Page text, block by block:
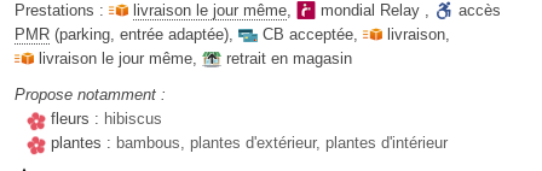
Prestations :
livraison le jour même, mondial Relay ,
accès
PMR (parking, entrée adaptée), CB acceptée, livraison,
livraison le jour même,
retrait en magasin
Propose notamment :
fleurs : hibiscus
plantes : bambous, plantes d'extérieur, plantes d'intérieur